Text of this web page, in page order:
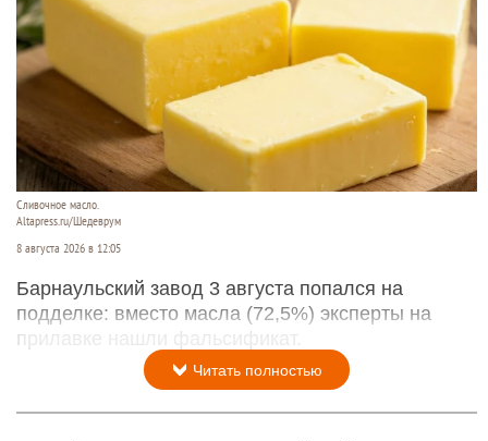
Сливочное масло.
Altapress.ru/Шедеврум
8 августа 2026 в 12:05
Барнаульский завод 3 августа попался на
подделке: вместо масла (72,5%) эксперты на
прилавке нашли фальсификат.
Читать полностью